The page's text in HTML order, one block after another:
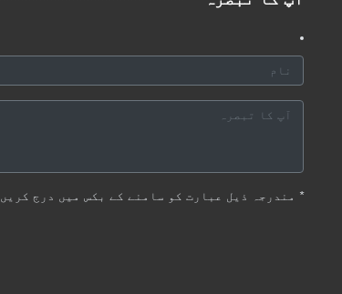
* مندرجہ ذیل عبارت کو سامنے کے بکس میں درج کریں